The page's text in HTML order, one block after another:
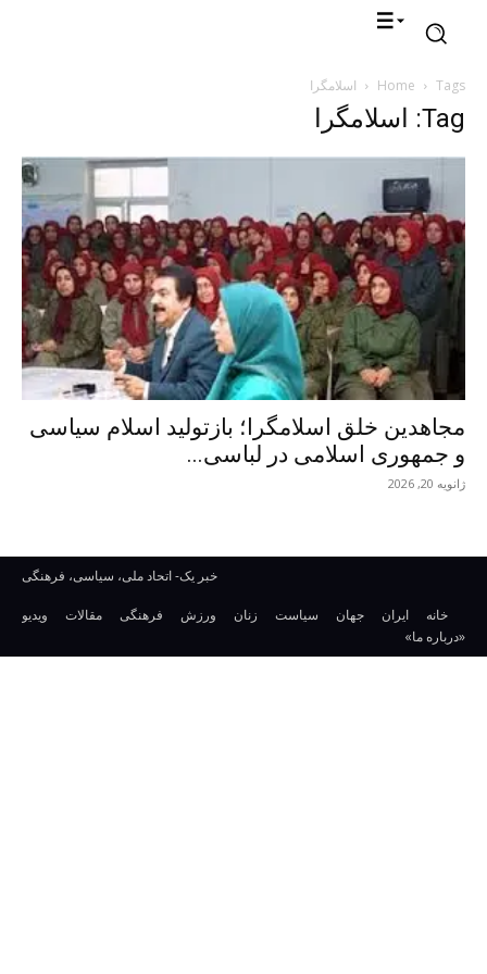
Home Tags اسلامگرا
Tag: اسلامگرا
مجاهدین خلق اسلامگرا؛ بازتولید اسلام سیاسی
و جمهوری اسلامی در لباسی...
ژانویه 20, 2026
خبر یک- اتحاد ملی، سیاسی، فرهنگی
خانه ایران جهان سیاست زنان ورزش فرهنگی مقالات
ویدیو
«درباره ما»